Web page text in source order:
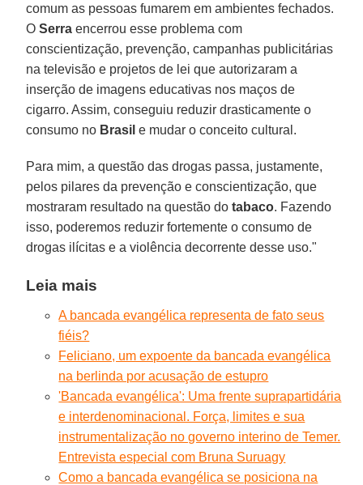
comum as pessoas fumarem em ambientes fechados.
OSerra encerrou esse problema com
conscientização, prevenção, campanhas publicitárias
na televisão e projetos de lei que autorizaram a
inserção de imagens educativas nos maços de
cigarro. Assim, conseguiu reduzir drasticamente o
consumo no Brasil e mudar o conceito cultural.
Para mim, a questão das drogas passa, justamente,
pelos pilares da prevenção e conscientização, que
mostraram resultado na questão dotabaco. Fazendo
isso, poderemos reduzir fortemente o consumo de
drogas ilícitas e a violência decorrente desse uso."
Leia mais
A bancada evangélica representa de fato seus
fiéis?
Feliciano, um expoente da bancada evangélica
na berlinda por acusação de estupro
'Bancada evangélica': Uma frente suprapartidária
e interdenominacional. Força, limites e sua
instrumentalização no governo interino de Temer.
Entrevista especial com Bruna Suruagy
Como a bancada evangélica se posiciona na